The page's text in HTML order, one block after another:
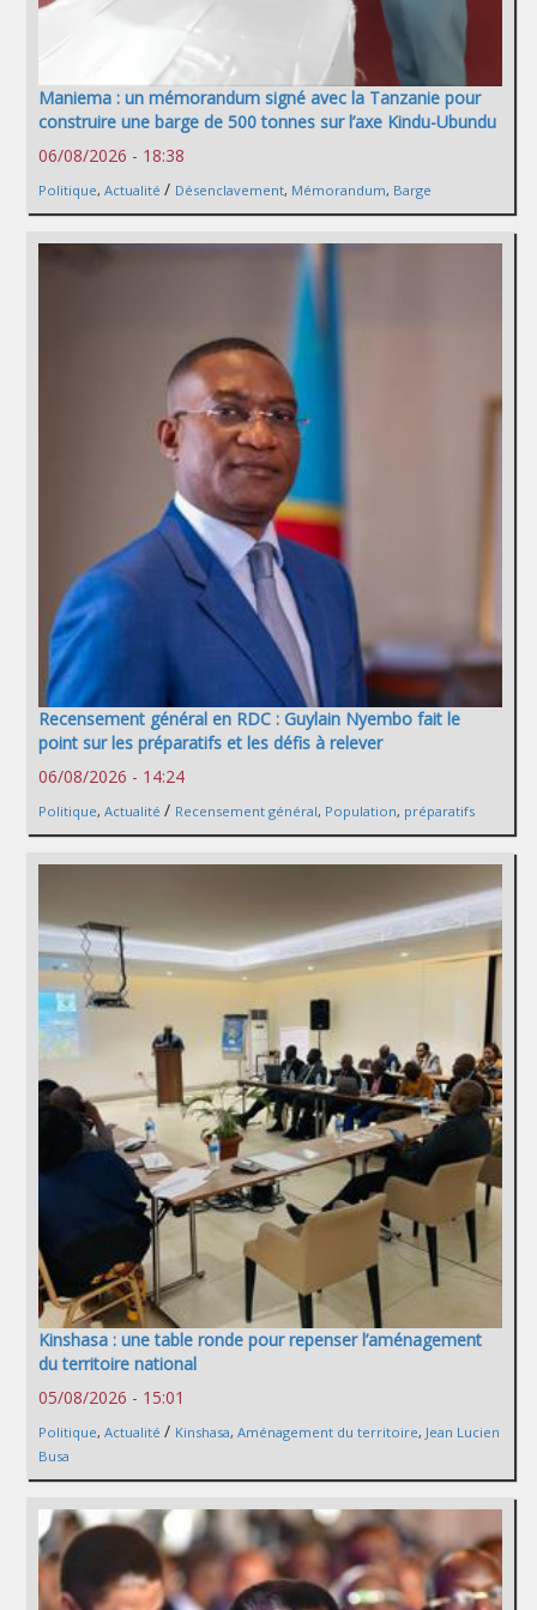
Maniema : un mémorandum signé avec la Tanzanie pour
construire une barge de 500 tonnes sur l’axe Kindu-Ubundu
06/08/2026 - 18:38
Politique, Actualité / Désenclavement, Mémorandum, Barge
Recensement général en RDC : Guylain Nyembo fait le
point sur les préparatifs et les défis à relever
06/08/2026 - 14:24
Politique, Actualité / Recensement général, Population, préparatifs
Kinshasa : une table ronde pour repenser l’aménagement
du territoire national
05/08/2026 - 15:01
Politique, Actualité / Kinshasa, Aménagement du territoire, Jean Lucien
Busa